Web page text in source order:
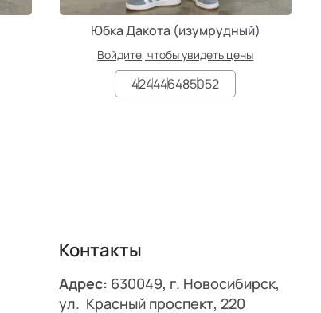
Юбка Дакота (изумрудный)
Войдите, чтобы увидеть цены
424446485052
Контакты
Адрес: 630049, г. Новосибирск,
ул. Красный проспект, 220